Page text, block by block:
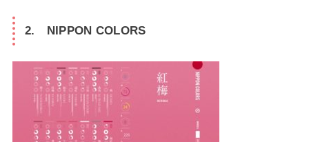
2. NIPPON COLORS